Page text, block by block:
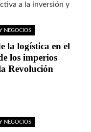
a la inversión y
NEGOCIOS
la logística en el
los imperios
Revolución
NEGOCIOS